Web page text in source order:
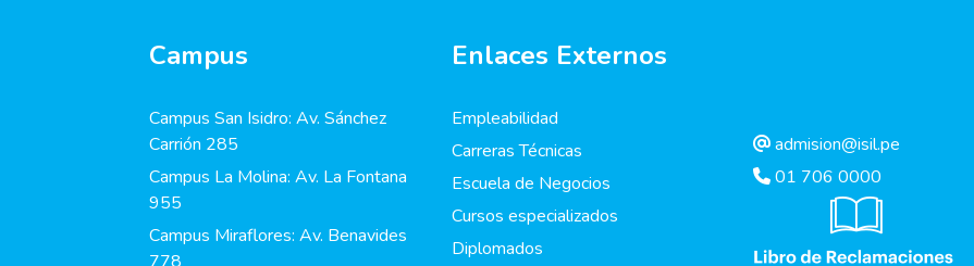
Campus
Campus San Isidro: Av. Sánchez
Carrión 285
Campus La Molina: Av. La Fontana
955
Campus Miraflores: Av. Benavides
Enlaces Externos
Empleabilidad
Carreras Técnicas
Escuela de Negocios
Cursos especializados
Diplomados
admision@isil.pe
01 706 0000